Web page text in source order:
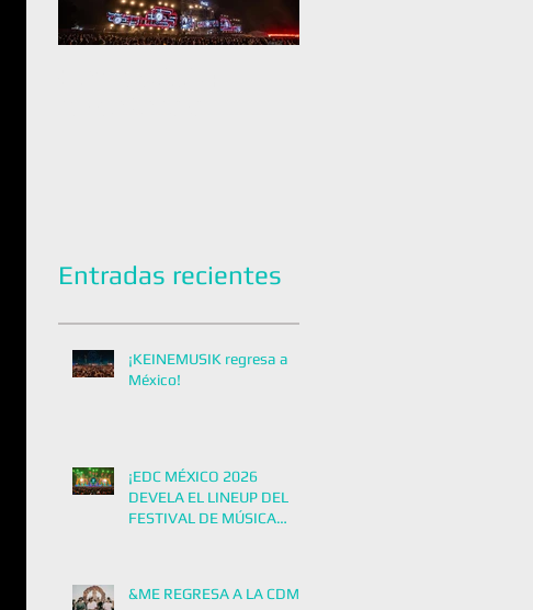
Entradas recientes
¡KEINEMUSIK regresa a
México!
¡EDC MÉXICO 2026
DEVELA EL LINEUP DEL
FESTIVAL DE MÚSICA
&ME REGRESA A LA CDMX